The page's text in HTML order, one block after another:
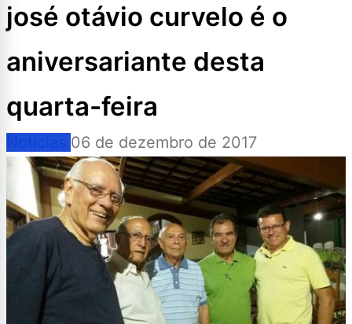
josé otávio curvelo é o
aniversariante desta
quarta-feira
06 de dezembro de 2017